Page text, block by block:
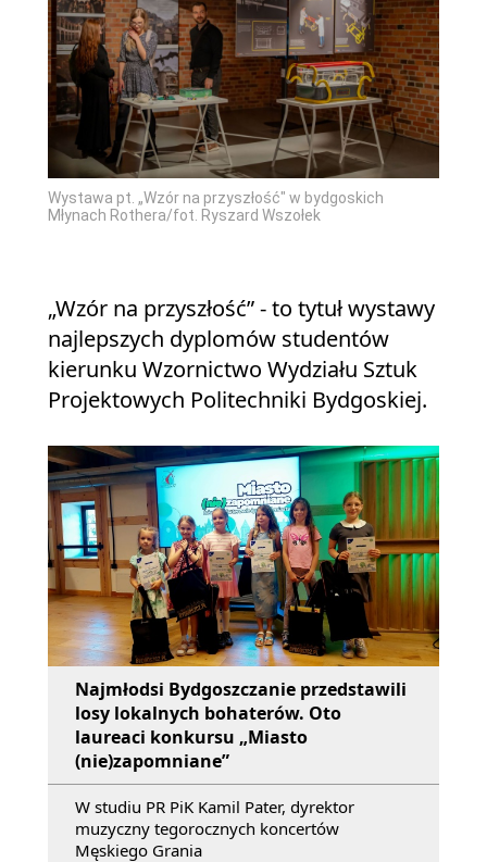
Wystawa pt. „Wzór na przyszłość" w bydgoskich
Młynach Rothera/fot. Ryszard Wszołek
„Wzór na przyszłość” - to tytuł wystawy
najlepszych dyplomów studentów
kierunku Wzornictwo Wydziału Sztuk
Projektowych Politechniki Bydgoskiej.
Najmłodsi Bydgoszczanie przedstawili
losy lokalnych bohaterów. Oto
laureaci konkursu „Miasto
(nie)zapomniane”
W studiu PR PiK Kamil Pater, dyrektor
muzyczny tegorocznych koncertów
Męskiego Grania